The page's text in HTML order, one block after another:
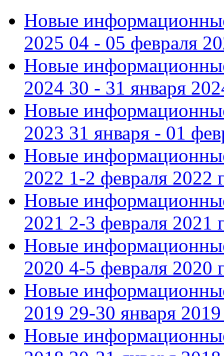
Новые
2025 04 - 05 февраля
Новые
2024 30 - 31 января
Новые
2023 31 января - 01
Новые
2022 1-2 февраля 2022
Новые
2021 2-3 февраля 2021
Новые
2020 4-5 февраля 2020
Новые
2019 29-30 января 2019
Новые